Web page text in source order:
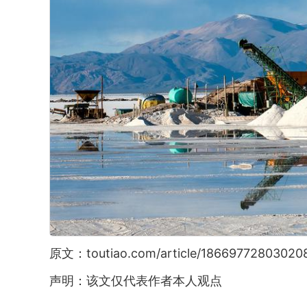
原文：toutiao.com/article/
声明：该文仅代表作者本人观点